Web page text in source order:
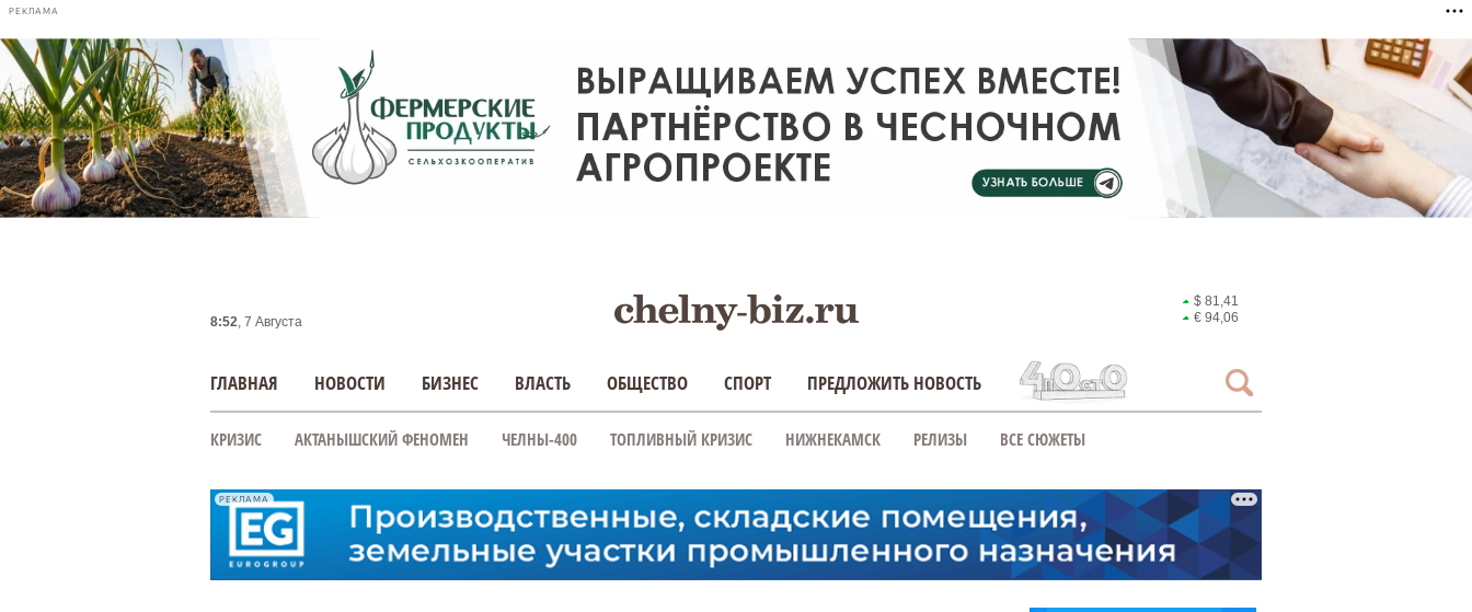
РЕКЛАМА
8:52, 7 Августа
$ 81,41
€ 94,06
ГЛАВНАЯ НОВОСТИ БИЗНЕС ВЛАСТЬ ОБЩЕСТВО СПОРТ ПРЕДЛОЖИТЬ НОВОСТЬ
КРИЗИС АКТАНЫШСКИЙ ФЕНОМЕН ЧЕЛНЫ-400 ТОПЛИВНЫЙ КРИЗИС НИЖНЕКАМСК РЕЛИЗЫ ВСЕ СЮЖЕТЫ
РЕКЛАМА